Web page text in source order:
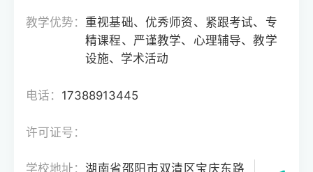
教学优势： 重视基础、优秀师资、紧跟考试、专
精课程、严谨教学、心理辅导、教学
设施、学术活动
电话： 17388913445
许可证号：
学校地址：湖南省邵阳市双清区宝庆东路